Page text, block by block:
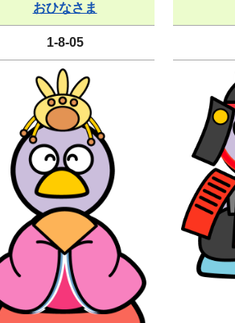
おひなさま
1-8-05